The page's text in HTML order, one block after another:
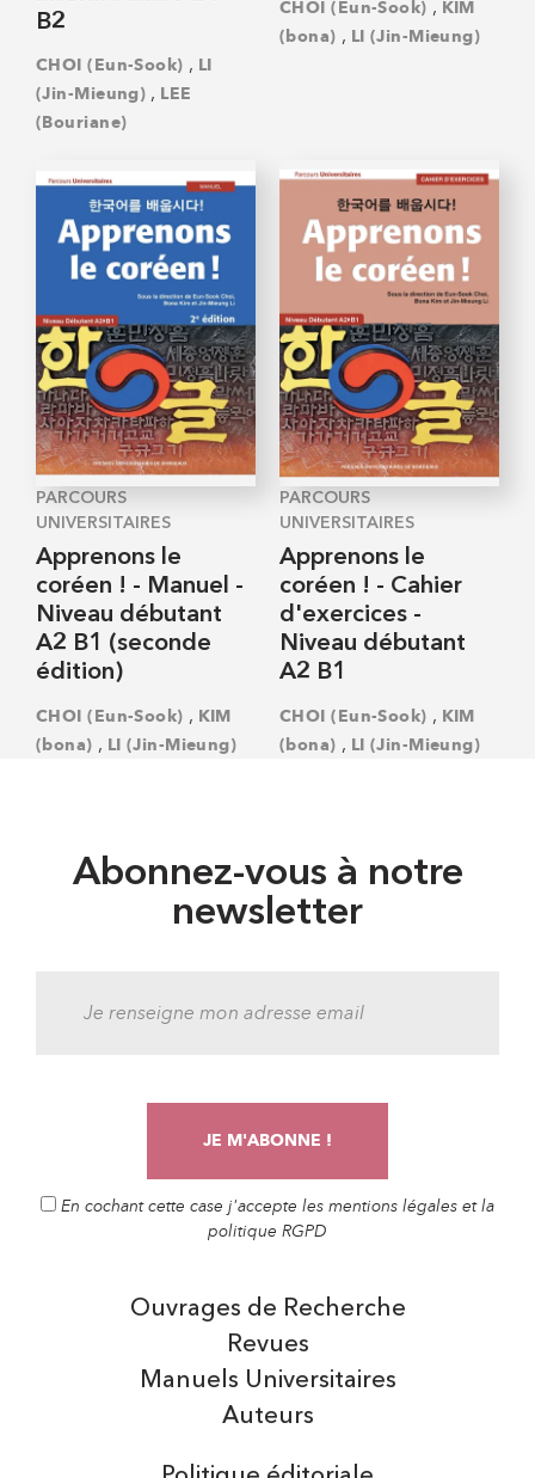
B2
CHOI (Eun-Sook) , LI
(Jin-Mieung) , LEE
(Bouriane)
CHOI (Eun-Sook) , KIM
(bona) , LI (Jin-Mieung)
PARCOURS
UNIVERSITAIRES
Apprenons le
coréen ! - Manuel -
Niveau débutant
A2 B1 (seconde
édition)
CHOI (Eun-Sook) , KIM
(bona) , LI (Jin-Mieung)
PARCOURS
UNIVERSITAIRES
Apprenons le
coréen ! - Cahier
d'exercices -
Niveau débutant
A2 B1
CHOI (Eun-Sook) , KIM
(bona) , LI (Jin-Mieung)
Abonnez-vous à notre
newsletter
En cochant cette case j'accepte les mentions légales et la
politique RGPD
Auteurs
Manuels Universitaires
Ouvrages de Recherche
Revues